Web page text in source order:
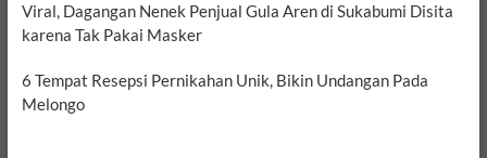
Viral, Dagangan Nenek Penjual Gula Aren di Sukabumi Disita
karena Tak Pakai Masker
6 Tempat Resepsi Pernikahan Unik, Bikin Undangan Pada
Melongo